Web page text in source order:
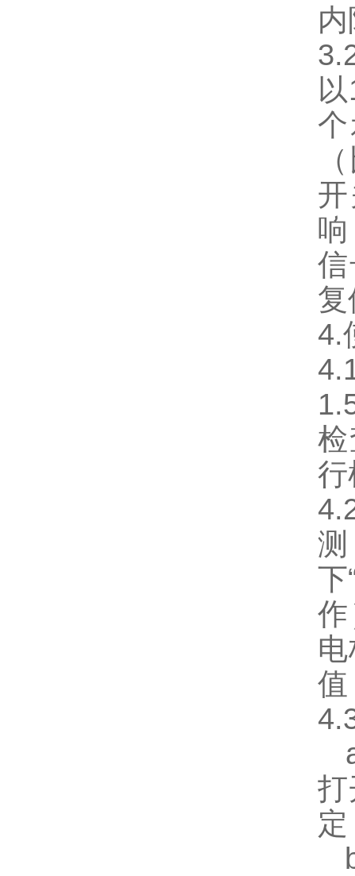
响
4.
行
下
值